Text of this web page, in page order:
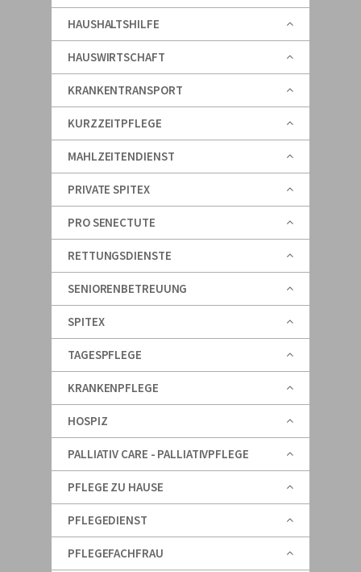
HAUSHALTSHILFE
HAUSWIRTSCHAFT
KRANKENTRANSPORT
KURZZEITPFLEGE
MAHLZEITENDIENST
PRIVATE SPITEX
PRO SENECTUTE
RETTUNGSDIENSTE
SENIORENBETREUUNG
SPITEX
TAGESPFLEGE
KRANKENPFLEGE
HOSPIZ
PALLIATIV CARE - PALLIATIVPFLEGE
PFLEGE ZU HAUSE
PFLEGEDIENST
PFLEGEFACHFRAU